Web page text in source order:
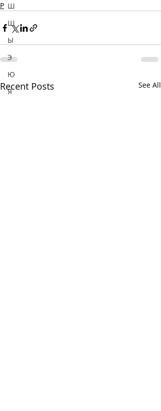
Ш
Щ
Ы
Э
Ю
Я
Р
Recent Posts See All